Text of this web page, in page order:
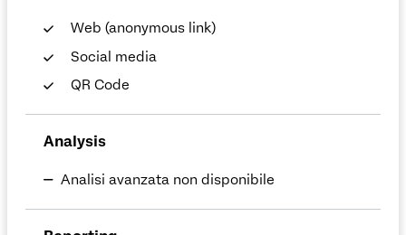
Web (anonymous link)
Social media
QR Code
Analysis
Analisi avanzata non disponibile